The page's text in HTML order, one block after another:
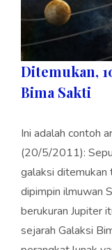
Ditemukan,
Bima Sakti
Ini adalah contoh
(20/5/2011):
galaksi ditemukan
dipimpin ilmuwan
berukuran Jupiter
sejarah Galaksi